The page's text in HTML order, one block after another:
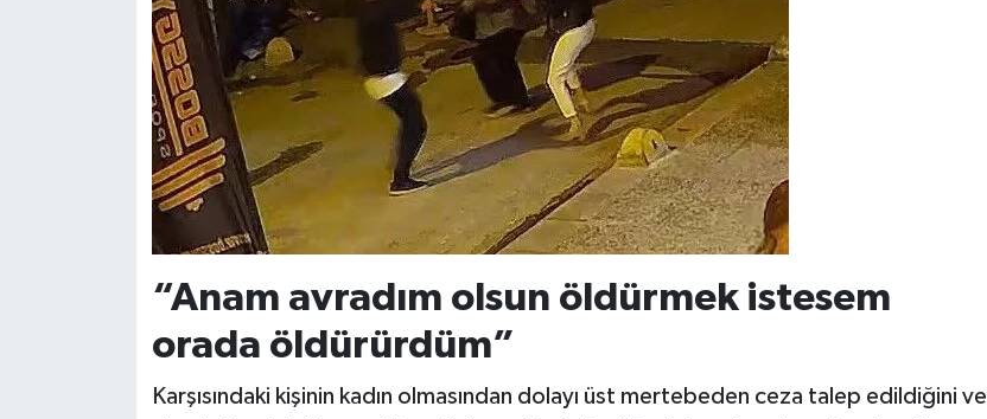
“Anam avradım olsun öldürmek istesem
orada öldürürdüm”
Karşısındaki kişinin kadın olmasından dolayı üst mertebeden ceza talep edildiğini ve